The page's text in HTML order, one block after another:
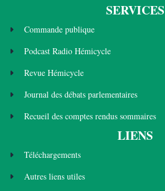
SERVICES
Commande publique
Podcast Radio Hémicycle
Revue Hémicycle
Journal des débats parlementaires
Recueil des comptes rendus sommaires
LIENS
Téléchargements
Autres liens utiles